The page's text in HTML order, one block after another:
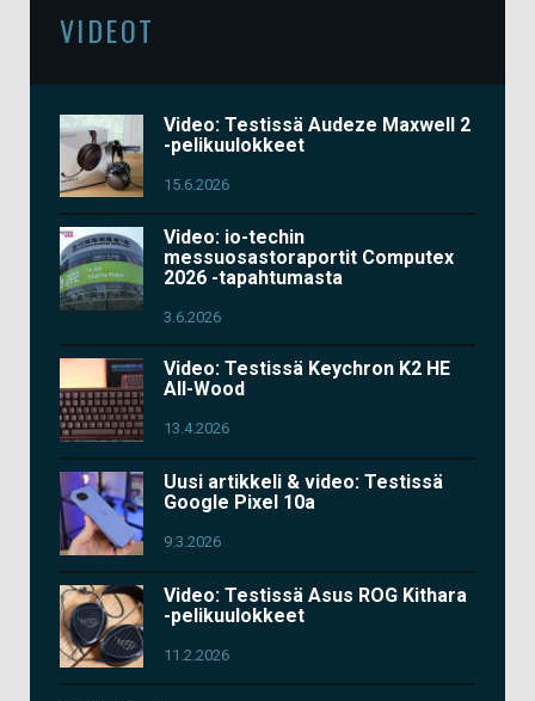
VIDEOT
Video: Testissä Audeze Maxwell 2
-pelikuulokkeet
15.6.2026
Video: io-techin
messuosastoraportit Computex
2026 -tapahtumasta
3.6.2026
Video: Testissä Keychron K2 HE
All-Wood
13.4.2026
Uusi artikkeli & video: Testissä
Google Pixel 10a
9.3.2026
Video: Testissä Asus ROG Kithara
-pelikuulokkeet
11.2.2026